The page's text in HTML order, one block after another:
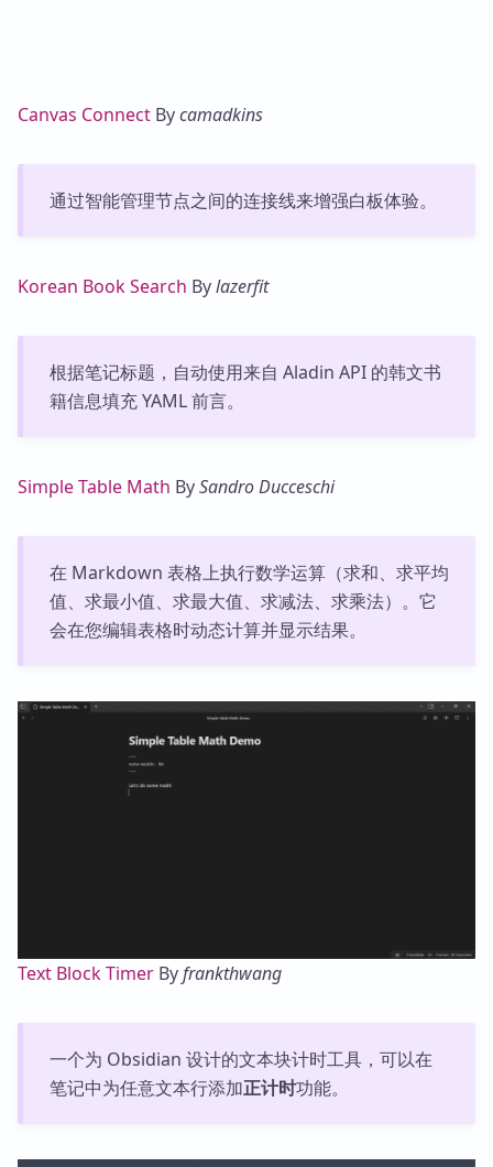
Canvas Connect Bycamadkins
通过智能管理节点之间的连接线来增强白板体验。
Korean Book Search Bylazerfit
根据笔记标题，自动使用来自 Aladin API 的韩文书
籍信息填充 YAML 前言。
Simple Table Math BySandro Ducceschi
在 Markdown 表格上执行数学运算（求和、求平均
值、求最小值、求最大值、求减法、求乘法）。它
会在您编辑表格时动态计算并显示结果。
Text Block Timer Byfrankthwang
一个为 Obsidian 设计的文本块计时工具，可以在
笔记中为任意文本行添加正计时功能。